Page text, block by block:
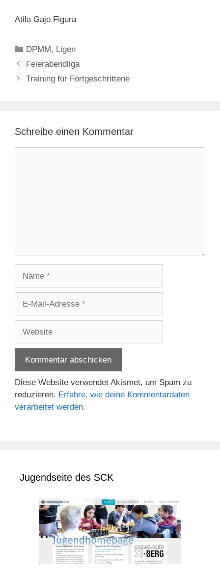
Atila Gajo Figura
Kategorien
DPMM, Ligen
Feierabendliga
Training für Fortgeschrittene
Schreibe einen Kommentar
Adresse
Diese Website verwendet Akismet, um Spam zu
reduzieren. Erfahre, wie deine Kommentardaten
verarbeitet werden.
Jugendseite des SCK